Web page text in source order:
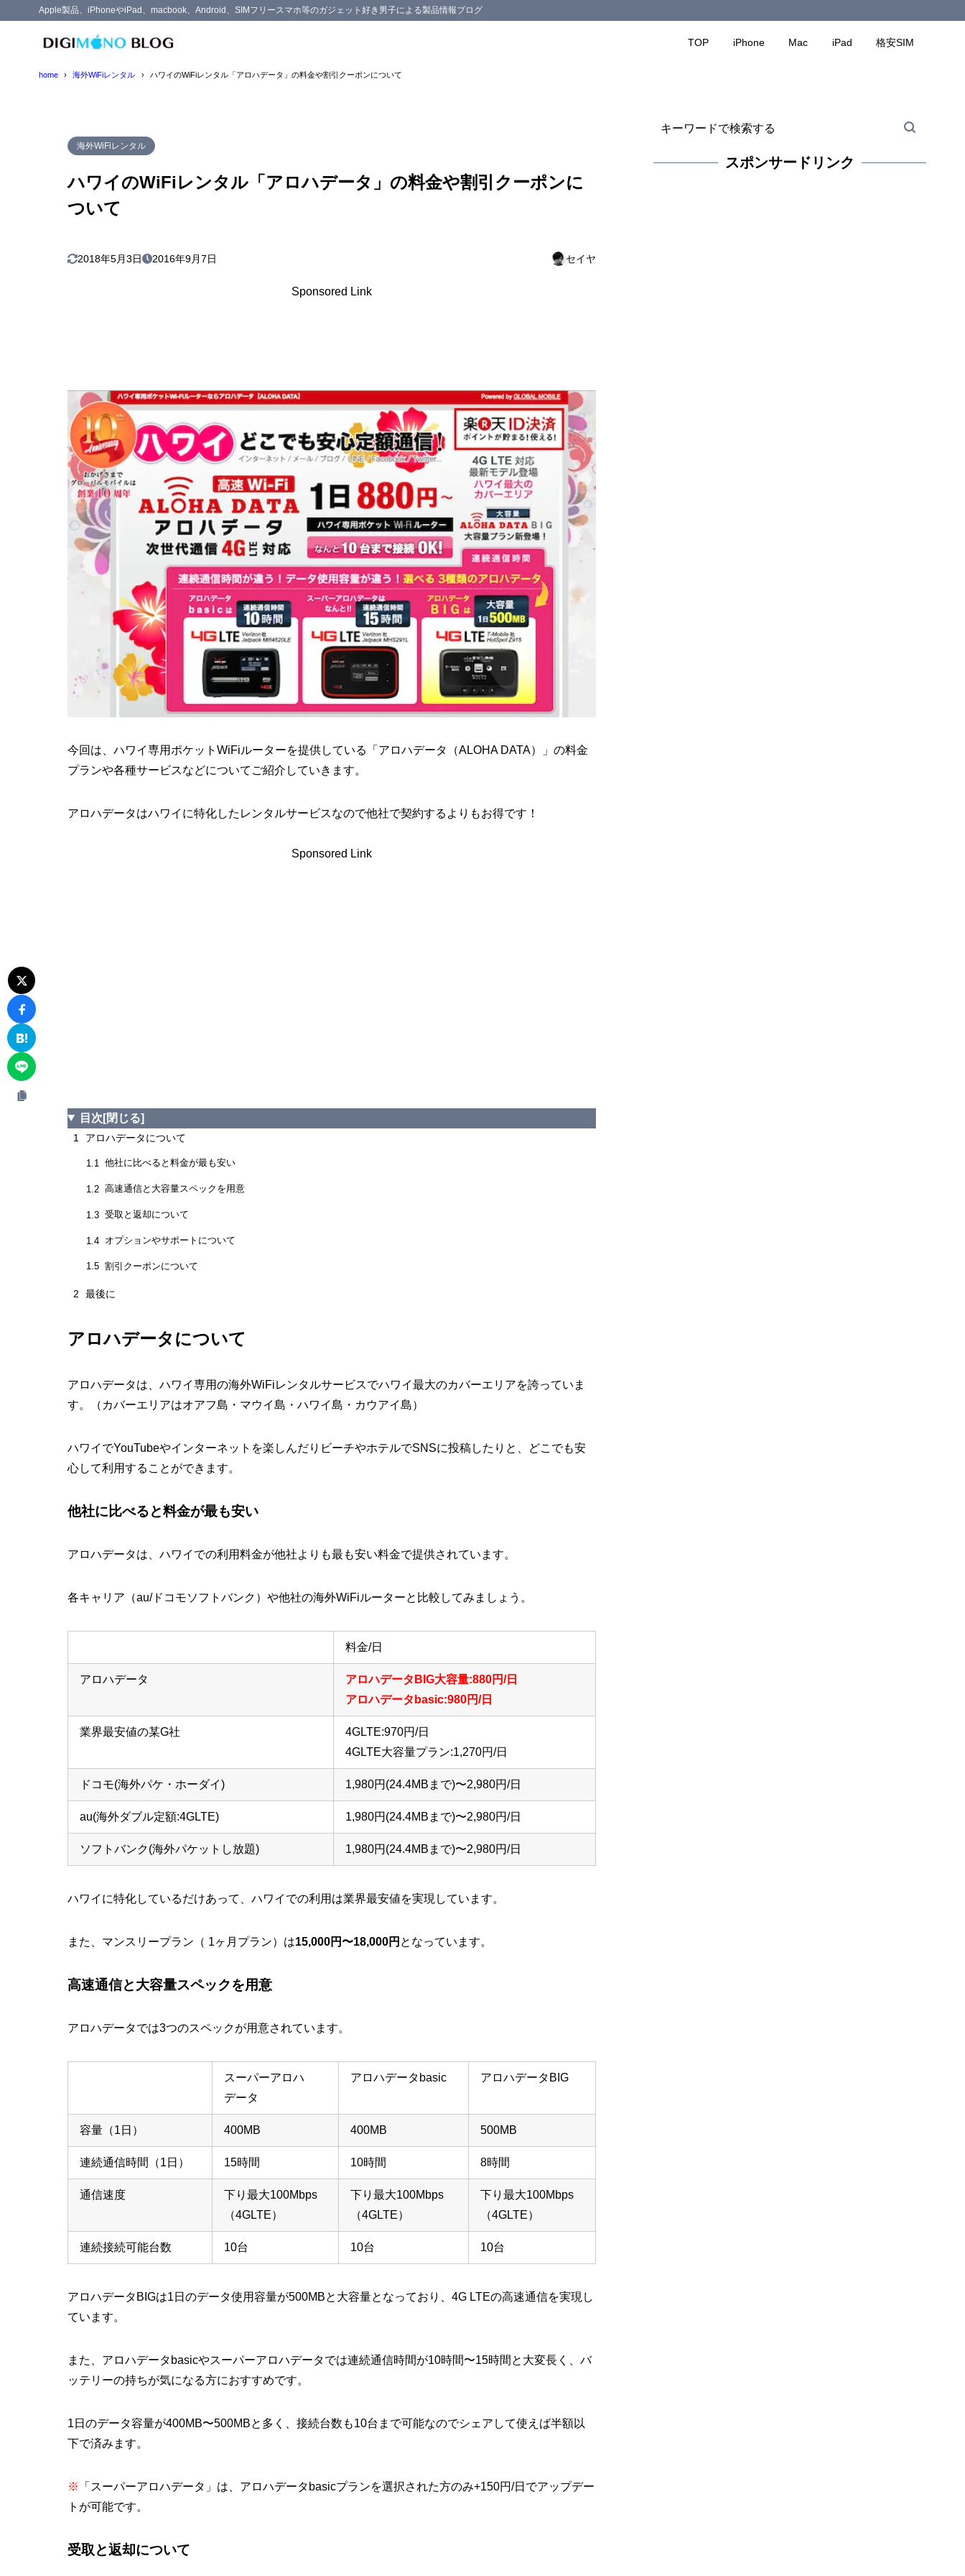
Apple製品、iPhoneやiPad、macbook、Android、SIMフリースマホ等のガジェット好き男子による製品情報ブログ
TOP iPhone Mac iPad 格安SIM
home 海外WiFiレンタル ハワイのWiFiレンタル「アロハデータ」の料金や割引クーポンについて
海外WiFiレンタル
ハワイのWiFiレンタル「アロハデータ」の料金や割引クーポンに
ついて
2018年5月3日 2016年9月7日 セイヤ
Sponsored Link
今回は、ハワイ専用ポケットWiFiルーターを提供している「アロハデータ（ALOHA DATA）」の料金
プランや各種サービスなどについてご紹介していきます。
アロハデータはハワイに特化したレンタルサービスなので他社で契約するよりもお得です！
Sponsored Link
目次 [閉じる]
1 アロハデータについて
1.1 他社に比べると料金が最も安い
1.2 高速通信と大容量スペックを用意
1.3 受取と返却について
1.4 オプションやサポートについて
1.5 割引クーポンについて
2 最後に
アロハデータについて
アロハデータは、ハワイ専用の海外WiFiレンタルサービスでハワイ最大のカバーエリアを誇っていま
す。（カバーエリアはオアフ島・マウイ島・ハワイ島・カウアイ島）
ハワイでYouTubeやインターネットを楽しんだりビーチやホテルでSNSに投稿したりと、どこでも安
心して利用することができます。
他社に比べると料金が最も安い
アロハデータは、ハワイでの利用料金が他社よりも最も安い料金で提供されています。
各キャリア（au/ドコモソフトバンク）や他社の海外WiFiルーターと比較してみましょう。
料金/日
アロハデータ
アロハデータBIG大容量:880円/日
アロハデータbasic:980円/日
業界最安値の某G社
4GLTE:970円/日
4GLTE大容量プラン:1,270円/日
ドコモ(海外パケ・ホーダイ) 1,980円(24.4MBまで)〜2,980円/日
au(海外ダブル定額:4GLTE) 1,980円(24.4MBまで)〜2,980円/日
ソフトバンク(海外パケットし放題) 1,980円(24.4MBまで)〜2,980円/日
ハワイに特化しているだけあって、ハワイでの利用は業界最安値を実現しています。
また、マンスリープラン（ 1ヶ月プラン）は15,000円〜18,000円 となっています。
高速通信と大容量スペックを用意
アロハデータでは3つのスペックが用意されています。
スーパーアロハ
データ
アロハデータbasic アロハデータBIG
容量（1日） 400MB 400MB 500MB
連続通信時間（1日） 15時間 10時間 8時間
通信速度
下り最大100Mbps
（4GLTE）
下り最大100Mbps
（4GLTE）
下り最大100Mbps
（4GLTE）
連続接続可能台数 10台 10台 10台
アロハデータBIGは1日のデータ使用容量が500MBと大容量となっており、4G LTEの高速通信を実現し
ています。
また、アロハデータbasicやスーパーアロハデータでは連続通信時間が10時間〜15時間と大変長く、バ
ッテリーの持ちが気になる方におすすめです。
1日のデータ容量が400MB〜500MBと多く、接続台数も10台まで可能なのでシェアして使えば半額以
下で済みます。
※
「スーパーアロハデータ」は、アロハデータbasicプランを選択された方のみ+150円/日でアップデー
トが可能です。
受取と返却について
スポンサードリンク
1.3 受取と返却について